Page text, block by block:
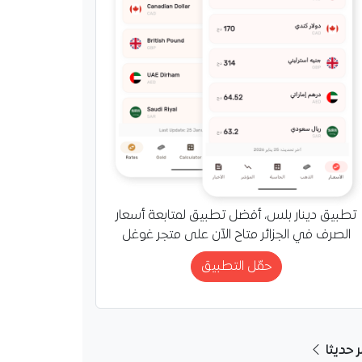
تطبيق دينار بلس، أفضل تطبيق لمتابعة أسعار
الصرف في الجزائر متاح الآن على متجر غوغل
حمّل التطبيق
حديثا